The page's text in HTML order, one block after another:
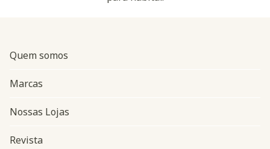
Quem somos
Marcas
Nossas Lojas
Revista